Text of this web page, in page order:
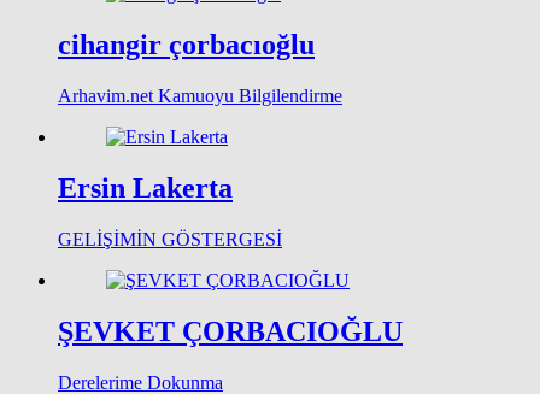
cihangir çorbacıoğlu
Arhavim.net Kamuoyu Bilgilendirme
Ersin Lakerta
GELİŞİMİN GÖSTERGESİ
ŞEVKET ÇORBACIOĞLU
Derelerime Dokunma